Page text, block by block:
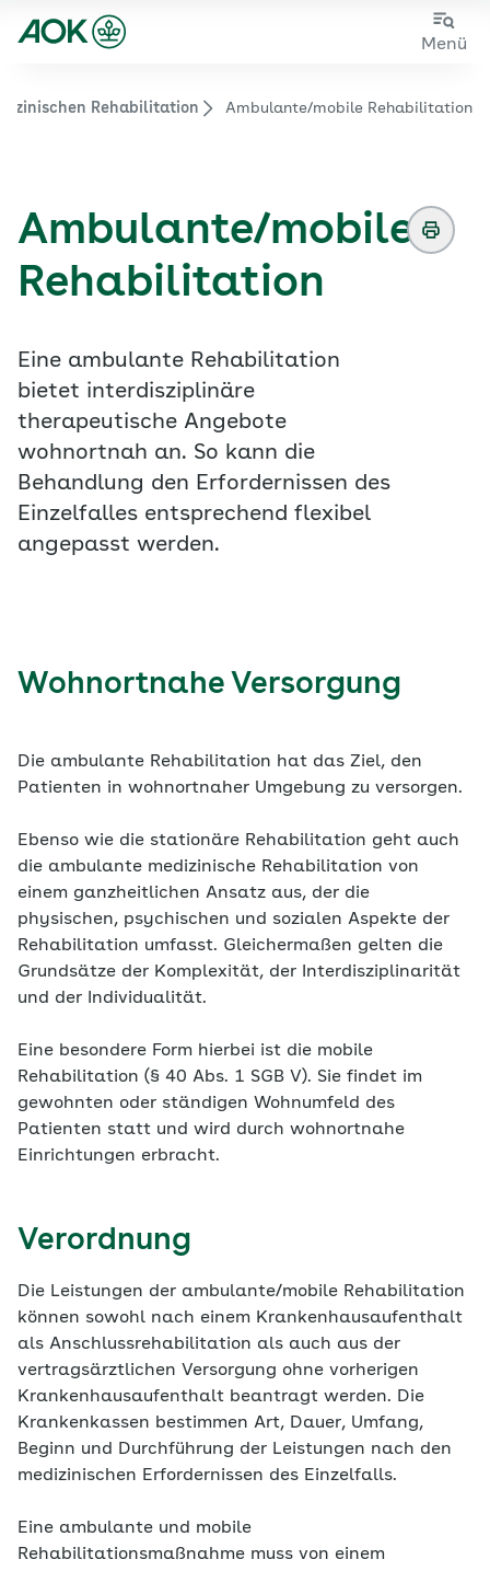
Zum
Zur
Menü
Zur Startseite von der Website aok.de/gp
Rehabilitation Ambulante/mobile Rehabilitation
Ambulante/mobile
Rehabilitation
Eine ambulante Rehabilitation
bietet interdisziplinäre
therapeutische Angebote
wohnortnah an. So kann die
Behandlung den Erfordernissen des
Einzelfalles entsprechend flexibel
angepasst werden.
Wohnortnahe Versorgung
Die ambulante Rehabilitation hat das Ziel, den
Patienten in wohnortnaher Umgebung zu versorgen.
Ebenso wie die stationäre Rehabilitation geht auch
die ambulante medizinische Rehabilitation von
einem ganzheitlichen Ansatz aus, der die
physischen, psychischen und sozialen Aspekte der
Rehabilitation umfasst. Gleichermaßen gelten die
Grundsätze der Komplexität, der Interdisziplinarität
und der Individualität.
Eine besondere Form hierbei ist die mobile
Rehabilitation (§ 40 Abs. 1 SGB V). Sie findet im
gewohnten oder ständigen Wohnumfeld des
Patienten statt und wird durch wohnortnahe
Einrichtungen erbracht.
Verordnung
Die Leistungen der ambulante/mobile Rehabilitation
können sowohl nach einem Krankenhausaufenthalt
als Anschlussrehabilitation als auch aus der
vertragsärztlichen Versorgung ohne vorherigen
Krankenhausaufenthalt beantragt werden. Die
Krankenkassen bestimmen Art, Dauer, Umfang,
Beginn und Durchführung der Leistungen nach den
medizinischen Erfordernissen des Einzelfalls.
Eine ambulante und mobile
Rehabilitationsmaßnahme muss von einem